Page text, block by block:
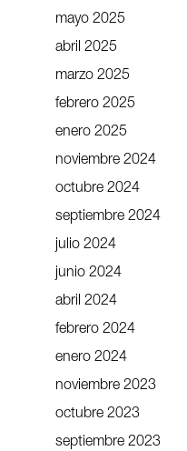
mayo 2025
abril 2025
marzo 2025
febrero 2025
enero 2025
noviembre 2024
octubre 2024
septiembre 2024
julio 2024
junio 2024
abril 2024
febrero 2024
enero 2024
noviembre 2023
octubre 2023
septiembre 2023